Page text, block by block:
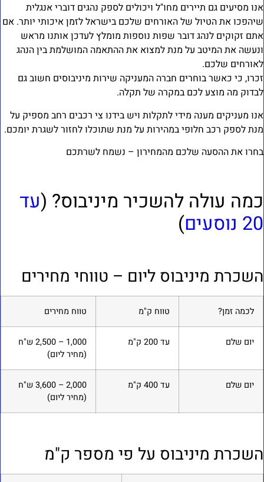
מסיעים גם תיירים מחו"ל ויכולים לספק נהגים דוברי אנגלית
את הטיול של האורחים שלכם בישראל לזמן איכותי יותר. אם
זקוקים לנהג דובר שפות נוספות מומלץ לעדכן אותנו מראש
את המיטב על מנת למצוא את ההתאמה המושלמת בין הנהג
שלכם.
כי כאשר בוחרים חברה המעניקה שירות מיניבוסים חשוב גם
מה מוצע לכם במקרה של תקלה.
מעניקים מענה מידי לתקלות ויש בידנו צי רכבים רחב מספיק על
לספק רכב חלופי במהירות על מנת שתוכלו לחזור לשגרת יומכם.
את ההסעה שלכם מהמחירון – נשמח לשרתכם
עולה להשכיר מיניבוס? (עד
)
מיניבוס ליום – טווחי מחירים
לכמה זמן? טווח ק"מ טווח מחירים
יום שלם עד 200 ק"מ
1,000 – 2,500 ש"ח
(מחיר ליום)
יום שלם עד 400 ק"מ
2,000 – 3,600 ש"ח
(מחיר ליום)
מיניבוס על פי מספר ק"מ